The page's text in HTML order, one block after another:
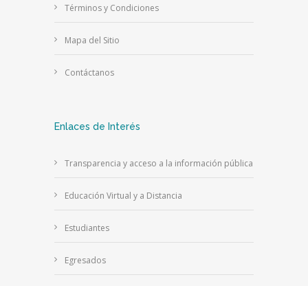
Términos y Condiciones
Mapa del Sitio
Contáctanos
Enlaces de Interés
Transparencia y acceso a la información pública
Educación Virtual y a Distancia
Estudiantes
Egresados